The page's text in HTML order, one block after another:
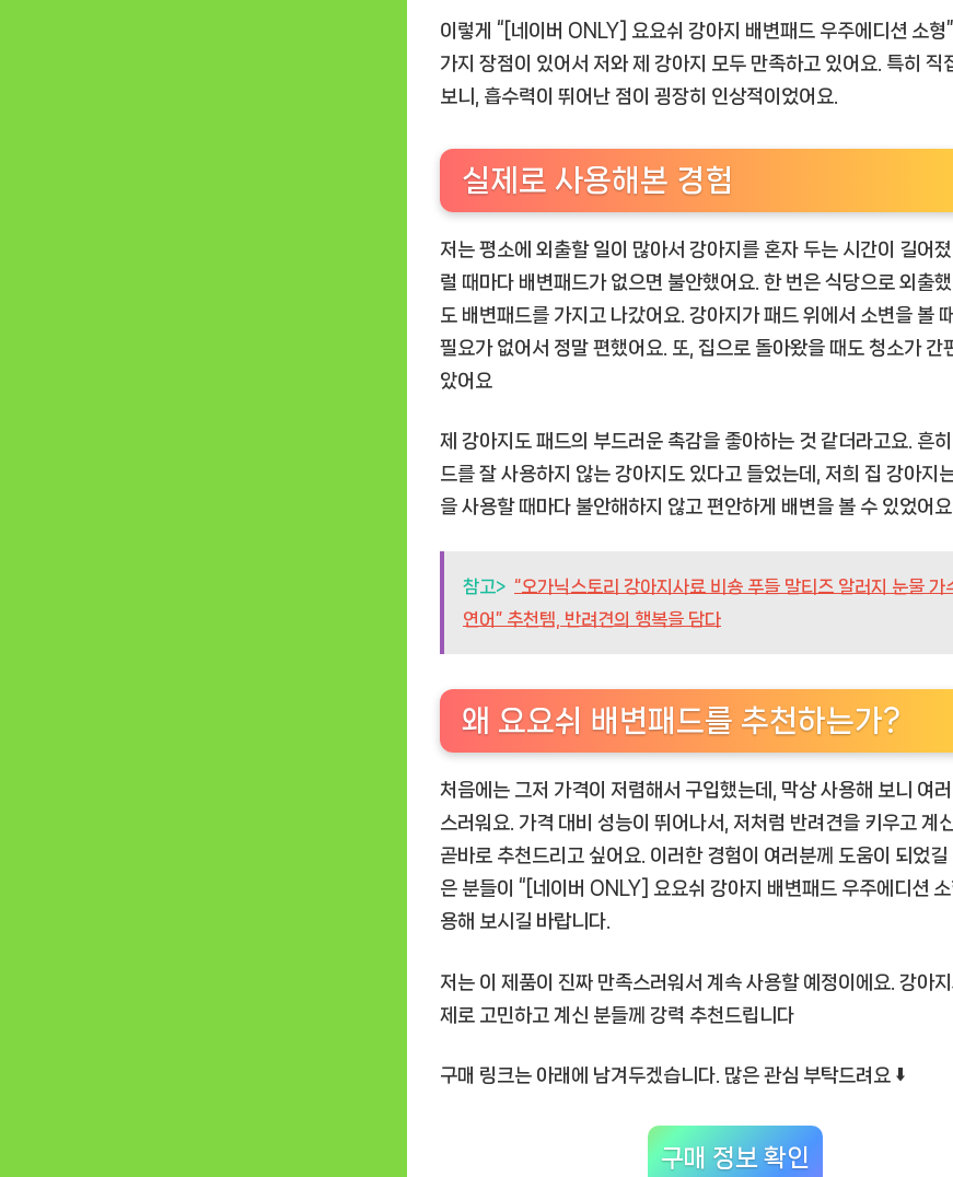
이렇게 “[네이버 ONLY] 요요쉬 강아지 배변패드 우주에디션 소형
가지 장점이 있어서 저와 제 강아지 모두 만족하고 있어요. 특히 직
보니, 흡수력이 뛰어난 점이 굉장히 인상적이었어요.
실제로 사용해본 경험
저는 평소에 외출할 일이 많아서 강아지를 혼자 두는 시간이 길어
럴 때마다 배변패드가 없으면 불안했어요. 한 번은 식당으로 외출
도 배변패드를 가지고 나갔어요. 강아지가 패드 위에서 소변을 볼
필요가 없어서 정말 편했어요. 또, 집으로 돌아왔을 때도 청소가 간
았어요
제 강아지도 패드의 부드러운 촉감을 좋아하는 것 같더라고요. 흔
드를 잘 사용하지 않는 강아지도 있다고 들었는데, 저희 집 강아지
을 사용할 때마다 불안해하지 않고 편안하게 배변을 볼 수 있었어요.
참고> “오가닉스토리 강아지사료 비숑 푸들 말티즈 알러지 눈물 가
연어” 추천템, 반려견의 행복을 담다
왜 요요쉬 배변패드를 추천하는가?
처음에는 그저 가격이 저렴해서 구입했는데, 막상 사용해 보니 여
스러워요. 가격 대비 성능이 뛰어나서, 저처럼 반려견을 키우고 계
곧바로 추천드리고 싶어요. 이러한 경험이 여러분께 도움이 되었길
은 분들이 “[네이버 ONLY] 요요쉬 강아지 배변패드 우주에디션 소
용해 보시길 바랍니다.
저는 이 제품이 진짜 만족스러워서 계속 사용할 예정이에요. 강아
제로 고민하고 계신 분들께 강력 추천드립니다
구매 링크는 아래에 남겨두겠습니다. 많은 관심 부탁드려요 ⬇️
구매 정보 확인